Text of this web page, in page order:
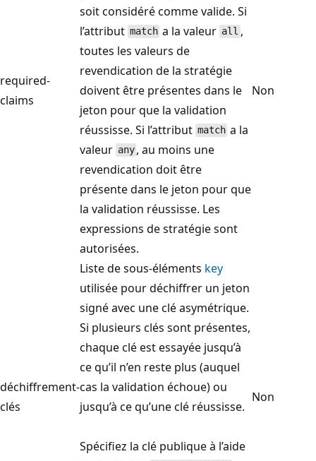
required-
claims
soit considéré comme valide. Si
l’attribut match a la valeur all ,
toutes les valeurs de
revendication de la stratégie
doivent être présentes dans le
jeton pour que la validation
réussisse. Si l’attribut match a la
valeur any , au moins une
revendication doit être
présente dans le jeton pour que
la validation réussisse. Les
expressions de stratégie sont
autorisées.
Non
déchiffrement-
clés
Liste de sous-éléments key
utilisée pour déchiffrer un jeton
signé avec une clé asymétrique.
Si plusieurs clés sont présentes,
chaque clé est essayée jusqu’à
ce qu’il n’en reste plus (auquel
cas la validation échoue) ou
jusqu’à ce qu’une clé réussisse.
Spécifiez la clé publique à l’aide
Non